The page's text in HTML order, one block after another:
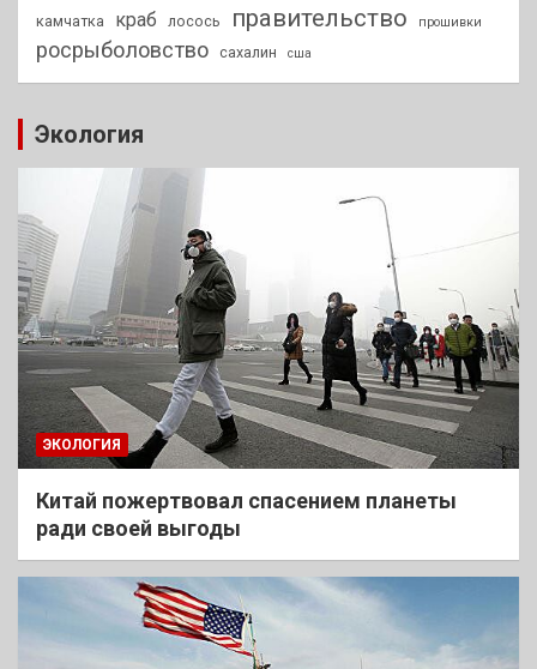
камчатка краб лосось правительство прошивки
росрыболовство сахалин сша
Экология
ЭКОЛОГИЯ
Китай пожертвовал спасением планеты
ради своей выгоды